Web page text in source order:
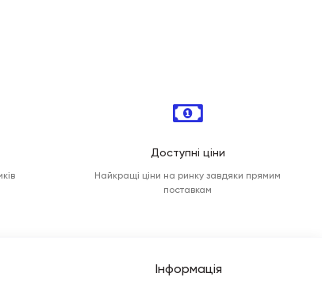
Доступні ціни
Найкращі ціни на ринку завдяки прямим
поставкам
Інформація